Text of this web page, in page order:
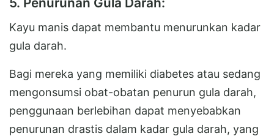
Kayu manis dapat membantu menurunkan kadar
gula darah.
Bagi mereka yang memiliki diabetes atau sedang
mengonsumsi obat-obatan penurun gula darah,
penggunaan berlebihan dapat menyebabkan
penurunan drastis dalam kadar gula darah, yang